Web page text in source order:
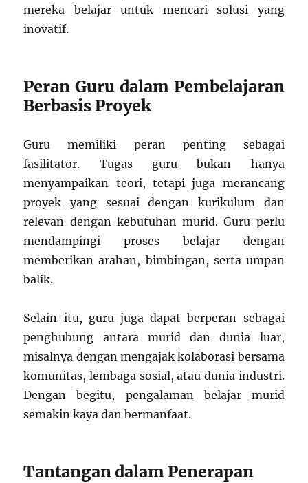
mereka belajar untuk mencari solusi yang
inovatif.
Peran Guru dalam Pembelajaran
Berbasis Proyek
Guru memiliki peran penting sebagai
fasilitator. Tugas guru bukan hanya
menyampaikan teori, tetapi juga merancang
proyek yang sesuai dengan kurikulum dan
relevan dengan kebutuhan murid. Guru perlu
mendampingi proses belajar dengan
memberikan arahan, bimbingan, serta umpan
balik.
Selain itu, guru juga dapat berperan sebagai
penghubung antara murid dan dunia luar,
misalnya dengan mengajak kolaborasi bersama
komunitas, lembaga sosial, atau dunia industri.
Dengan begitu, pengalaman belajar murid
semakin kaya dan bermanfaat.
Tantangan dalam Penerapan